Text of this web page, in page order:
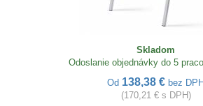
Skladom
Odoslanie objednávky do 5
Od 138,38 € bez
(170,21 € s DPH)